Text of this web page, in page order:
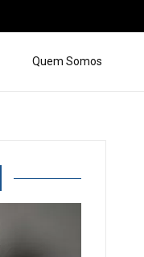
Quem Somos